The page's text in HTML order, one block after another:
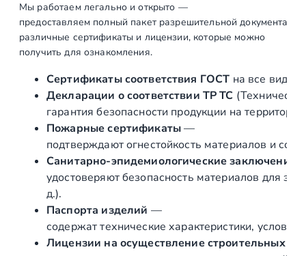
Составление
коммерческого
предложения, с
предоставлением
3D визуализации
шт 1
Составление
договора и
подписание
шт 1
Подготовка и
подписание
Геометрического
Проекта
шт 1
Мы работаем легально и открыто —
предоставляем полный пакет разрешительной
различные сертификаты и лицензии, которые можно
получить для ознакомления.
Сертификаты соответствия ГОСТ на все виды
Декларации о соответствии ТР ТС
гарантия безопасности продукции на
Пожарные сертификаты—
подтверждают огнестойкость материалов и
Санитарно‑эпидемиологические заключения
удостоверяют безопасность материалов для
д.).
Паспорта изделий —
содержат технические характеристики,
Лицензии на осуществление строительных и